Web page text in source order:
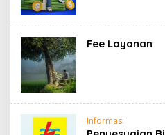
Fee Layanan
Informasi